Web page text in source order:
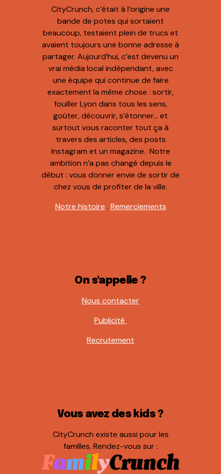
CityCrunch, c’était à l’origine une
bande de potes qui sortaient
beaucoup, testaient plein de trucs et
avaient toujours une bonne adresse à
partager. Aujourd’hui, c’est devenu un
vrai média local indépendant, avec
une équipe qui continue de faire
exactement la même chose : sortir,
fouiller Lyon dans tous les sens,
goûter, découvrir, s’étonner… et
surtout vous raconter tout ça à
travers des articles, des posts
Instagram et un magazine. Notre
ambition n’a pas changé depuis le
début : vous donner envie de sortir de
chez vous de profiter de la ville.
Notre histoire . Remerciements
On s'appelle ?
Nous contacter
Publicité
Recrutement
Vous avez des kids ?
CityCrunch existe aussi pour les
familles. Rendez-vous sur :